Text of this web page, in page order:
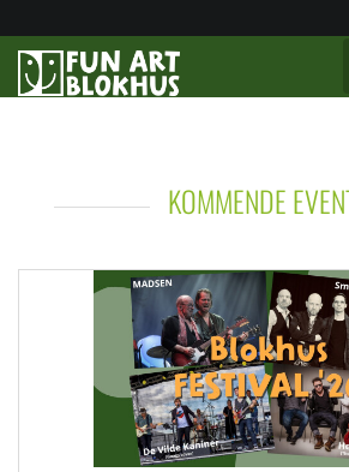
BILLETTER
SÆSONKORT
GAVEKORT
MUSIK &
KOMMENDE